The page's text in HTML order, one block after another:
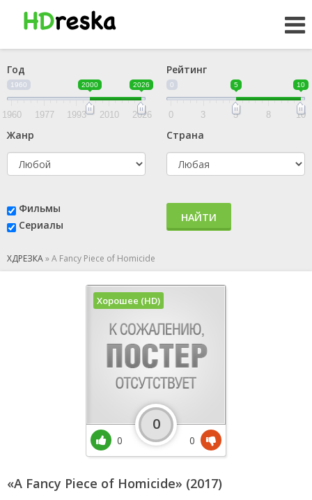
Год
1960 2000 2026
1960 1977 1993 2010 2026
Рейтинг
0 5 10
0 3 5 8 10
Жанр Страна
Фильмы
Сериалы
НАЙТИ
ХДРЕЗКА»A Fancy Piece of Homicide
«A Fancy Piece of Homicide» (2017)
Хорошее (HD)
0
0
0